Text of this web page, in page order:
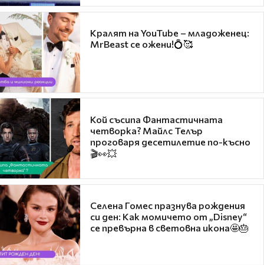
Кралят на YouTube – младоженец:
MrBeast се ожени!💍🥰
Кой съсипа Фантастичната
четворка? Майлс Телър
проговаря десетилетие по-късно
🎬👀💥
Селена Гомес празнува рождения
си ден: Как момичето от „Disney“
се превърна в световна икона🤩🎂